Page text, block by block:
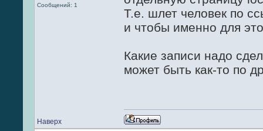
Сообщений: 1
Т.е. шлет человек по
и чтобы именно для
Какие записи надо
может быть как-то по
Наверх